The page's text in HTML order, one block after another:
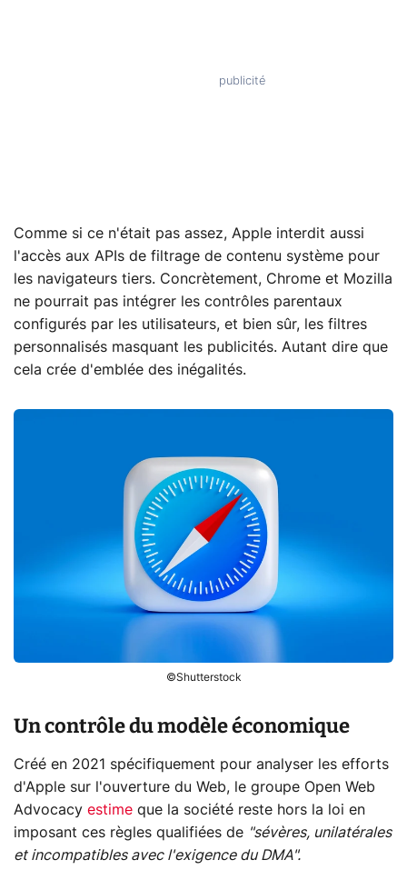
Comme si ce n'était pas assez, Apple interdit aussi
l'accès aux APIs de filtrage de contenu système pour
les navigateurs tiers. Concrètement, Chrome et Mozilla
ne pourrait pas intégrer les contrôles parentaux
configurés par les utilisateurs, et bien sûr, les filtres
personnalisés masquant les publicités. Autant dire que
cela crée d'emblée des inégalités.
©Shutterstock
Un contrôle du modèle économique
Créé en 2021 spécifiquement pour analyser les efforts
d'Apple sur l'ouverture du Web, le groupe Open Web
Advocacy estime que la société reste hors la loi en
imposant ces règles qualifiées de "sévères, unilatérales
et incompatibles avec l'exigence du DMA".